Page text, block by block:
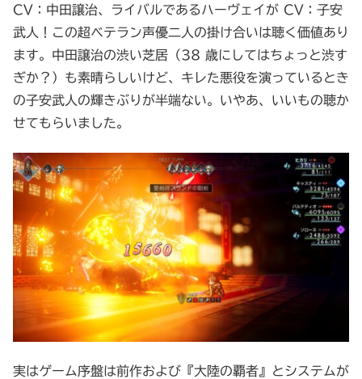
CV：中田譲治、ライバルであるハーヴェイが CV：子安
武人！この超ベテラン声優二人の掛け合いは聴く価値あり
ます。中田譲治の渋い芝居（38 歳にしてはちょっと渋す
ぎか？）も素晴らしいけど、キレた悪役を演っているとき
の子安武人の輝きぶりが半端ない。いやあ、いいもの聴か
せてもらいました。
実はゲーム序盤は前作および『大陸の覇者』とシステムが